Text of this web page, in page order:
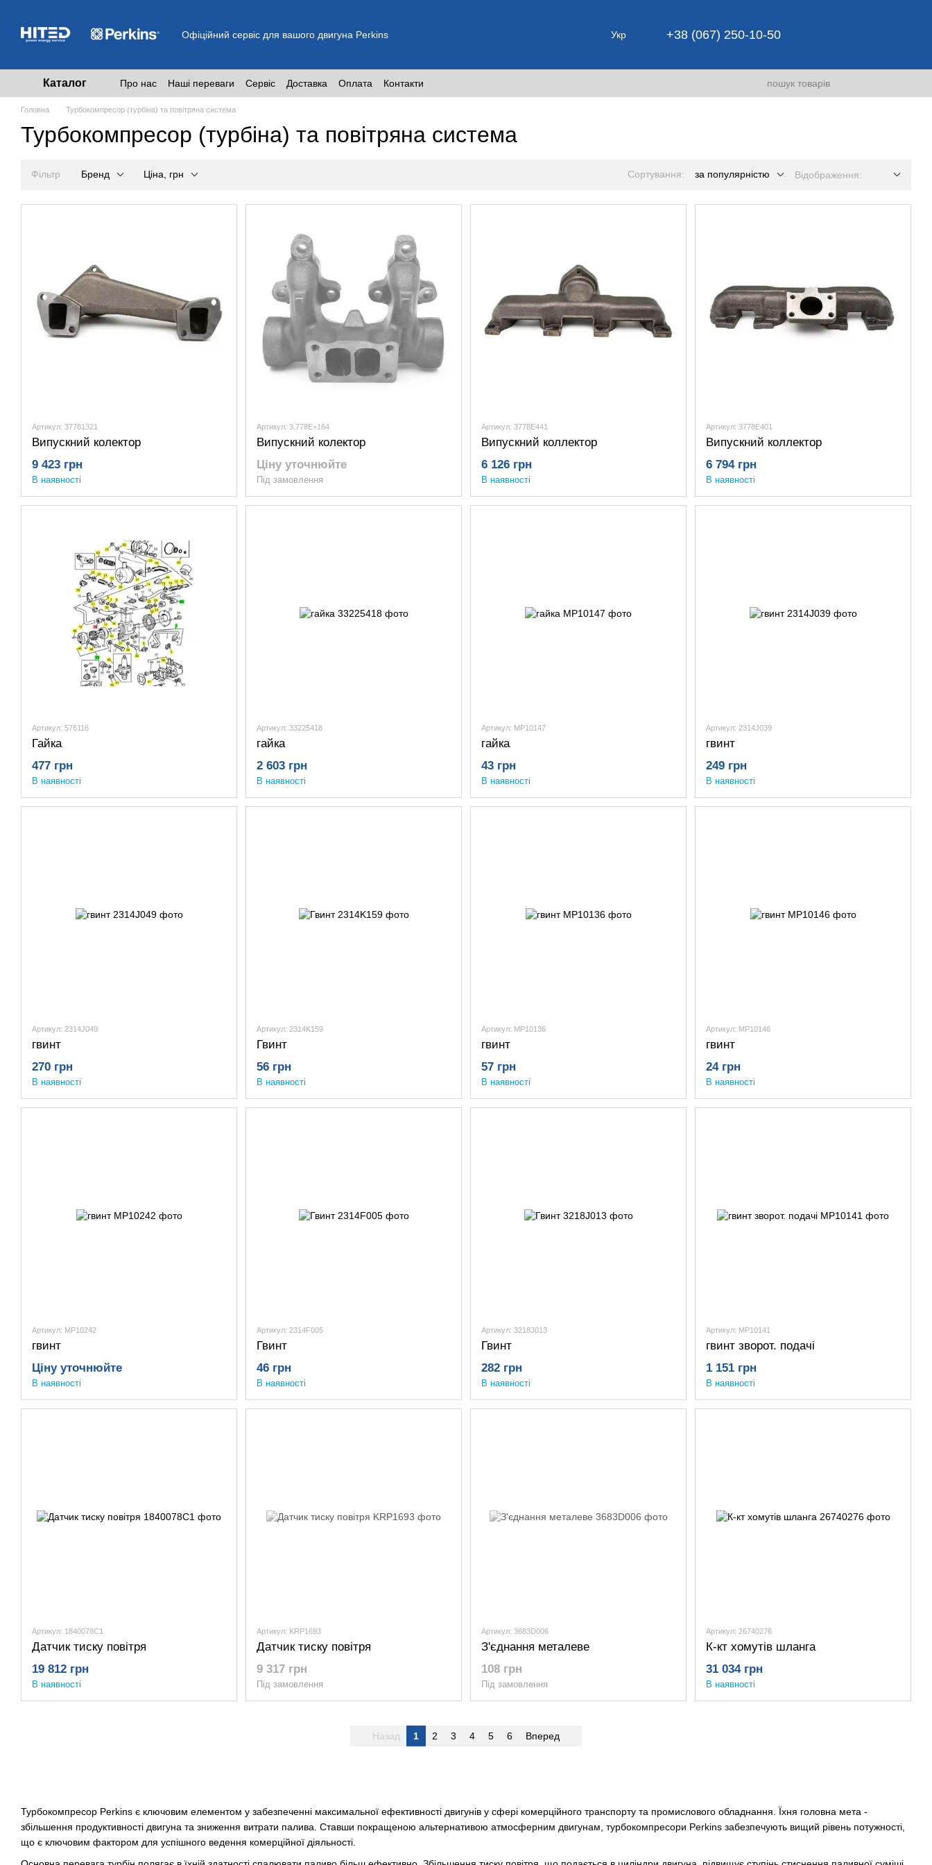
Офіційний сервіс для вашого двигуна Perkins Укр +38 (067) 250-10-50
Каталог Про нас Наші переваги Сервіс Доставка Оплата Контакти
Головна Турбокомпресор (турбіна) та повітряна система
Турбокомпресор (турбіна) та повітряна система
Фільтр Бренд Ціна, грн Сортування: за популярністю Відображення:
Артикул: 37781321
Випускний колектор
9 423 грн
В наявності
Артикул: 3.778E+164
Випускний колектор
Ціну уточнюйте
Під замовлення
Артикул: 3778E441
Випускний коллектор
6 126 грн
В наявності
Артикул: 3778E401
Випускний коллектор
6 794 грн
В наявності
Артикул: 576116
Гайка
477 грн
В наявності
Артикул: 33225418
гайка
2 603 грн
В наявності
Артикул: MP10147
гайка
43 грн
В наявності
Артикул: 2314J039
гвинт
249 грн
В наявності
Артикул: 2314J049
гвинт
270 грн
В наявності
Артикул: 2314K159
Гвинт
56 грн
В наявності
Артикул: MP10136
гвинт
57 грн
В наявності
Артикул: MP10146
гвинт
24 грн
В наявності
Артикул: MP10242
гвинт
Ціну уточнюйте
В наявності
Артикул: 2314F005
Гвинт
46 грн
В наявності
Артикул: 3218J013
Гвинт
282 грн
В наявності
Артикул: MP10141
гвинт зворот. подачі
1 151 грн
В наявності
Артикул: 1840078C1
Датчик тиску повітря
19 812 грн
В наявності
Артикул: KRP1693
Датчик тиску повітря
9 317 грн
Під замовлення
Артикул: 3683D006
З'єднання металеве
108 грн
Під замовлення
Артикул: 26740276
К-кт хомутів шланга
31 034 грн
В наявності
Назад 1 2 3 4 5 6 Вперед
Турбокомпресор Perkins є ключовим елементом у забезпеченні максимальної ефективності двигунів у сфері комерційного транспорту та промислового обладнання. Їхня головна мета -
збільшення продуктивності двигуна та зниження витрати палива. Ставши покращеною альтернативою атмосферним двигунам, турбокомпресори Perkins забезпечують вищий рівень потужності,
що є ключовим фактором для успішного ведення комерційної діяльності.